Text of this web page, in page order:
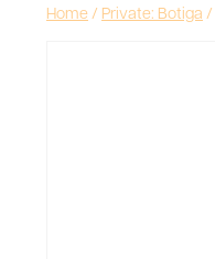
Home / Private: Botiga /